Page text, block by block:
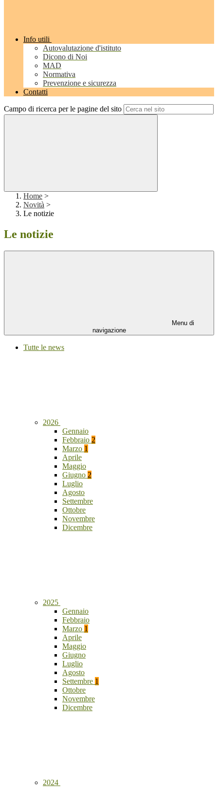
Info utili
Autovalutazione d'istituto
Dicono di Noi
MAD
Normativa
Prevenzione e sicurezza
Contatti
Campo di ricerca per le pagine del sito
Home >
Novità >
Le notizie
Le notizie
Menu di
navigazione
Tutte le news
2026
Gennaio
Febbraio 2
Marzo 1
Aprile
Maggio
Giugno 2
Luglio
Agosto
Settembre
Ottobre
Novembre
Dicembre
2025
Gennaio
Febbraio
Marzo 1
Aprile
Maggio
Giugno
Luglio
Agosto
Settembre 1
Ottobre
Novembre
Dicembre
2024